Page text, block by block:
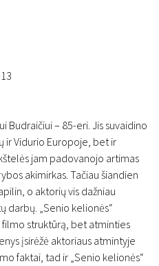
Budraičiui – 85-eri. Jis suvaidino
ir Vidurio Europoje, bet ir
jam padovanojo artimas
akimirkas. Tačiau šiandien
o aktorių vis dažniau
darbų. „Senio kelionės“
struktūrą, bet atminties
įsirėžė aktoriaus atmintyje
faktai, tad ir „Senio kelionės“